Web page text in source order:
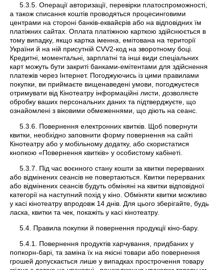
5.3.5. Операції авторизації, перевірки платоспроможності,
а також списання коштів проводяться процесинговими
центрами на стороні банків-еквайєрів або на відповідних їм
платіжних сайтах. Оплата платіжною карткою здійснюється в
тому випадку, якщо картка іменна, емітована на території
України й на ній присутній CVV2-код на зворотному боці.
Кредитні, моментальні, зарплатні та інші види спеціальних
карт можуть бути закриті банками-емітентами для здійснення
платежів через Інтернет. Погоджуючись із цими правилами
покупки, ви приймаєте вищенаведені умови, погоджуєтеся
отримувати від Кінотеатру інформаційні листи, дозволяєте
обробку ваших персональних даних та підтверджуєте, що
ознайомлені з віковими обмеженнями, що діють на сеанс.
5.3.6. Повернення електронних квитків. Щоб повернути
квитки, необхідно заповнити форму повернення на сайті
Кінотеатру або у мобільному додатку, або скористатися
кнопкою «Повернення квитків» у особистому кабінеті.
5.3.7. Під час воєнного стану кошти за квитки перерваних
або відмінених сеансів не повертаються. Квитки перерваних
або відмінених сеансів будуть обміняні на квитки відповідної
категорії на наступний похід у кіно. Обміняти квитки можливо
у касі кінотеатру впродовж 14 днів. Для цього зберігайте, будь
ласка, квитки та чек, покажіть у касі кінотеатру.
5.4. Правила покупки й повернення продукції кіно-бару.
5.4.1. Повернення продуктів харчування, придбаних у
попкорн-барі, та заміна їх на якісні товари або повернення
грошей допускається лише у випадках прострочення товару